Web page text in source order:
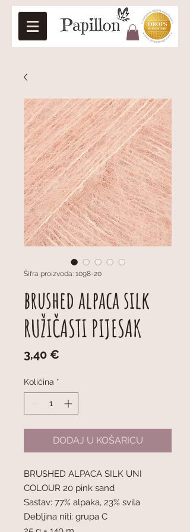
Šifra proizvoda: 1098-20
brushed alpaca silk
RUŽIČASTI PIJESAK
3,40 €
Količina *
DODAJ U KOŠARICU
BRUSHED ALPACA SILK UNI
COLOUR 20 pink sand
Sastav: 77% alpaka, 23% svila
Debljina niti: grupa C